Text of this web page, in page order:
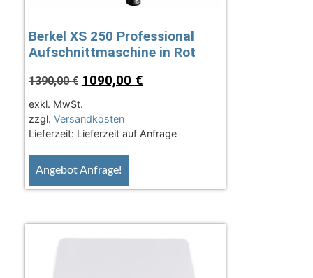
Berkel XS 250 Professional
Aufschnittmaschine in Rot
1390,00€ 1090,00 €
exkl. MwSt.
zzgl. Versandkosten
Lieferzeit: Lieferzeit auf Anfrage
Angebot Anfrage!